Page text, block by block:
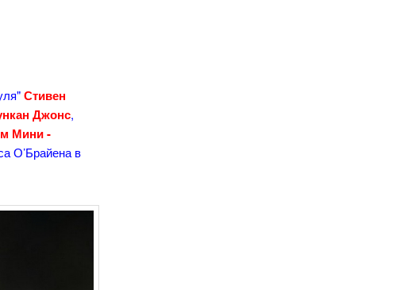
Стивен
Джонс,
Мини -
О’Брайена в